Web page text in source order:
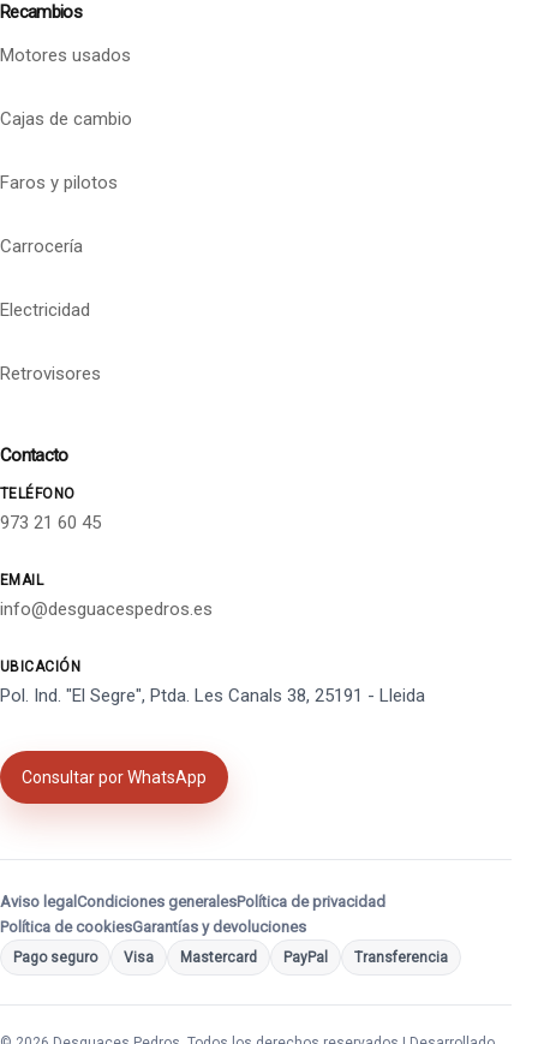
Recambios
Motores usados
Cajas de cambio
Faros y pilotos
Carrocería
Electricidad
Retrovisores
Contacto
TELÉFONO
973 21 60 45
EMAIL
info@desguacespedros.es
UBICACIÓN
Pol. Ind. "El Segre", Ptda. Les Canals 38, 25191 - Lleida
Consultar por WhatsApp
Aviso legal Condiciones generalesPolítica de privacidad
Política de cookiesGarantías y devoluciones
Pago seguro Visa Mastercard PayPal Transferencia